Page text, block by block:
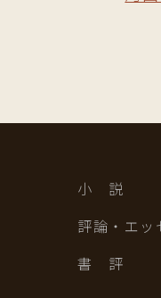
小 説
評論・エッ
書 評